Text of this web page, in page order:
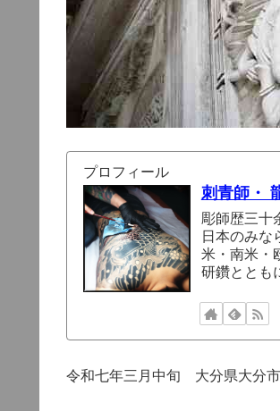
プロフィール
刺青師・
彫師歴三十
日本のみな
米・南米・
研鑽ととも
令和七年三月中旬 大分県大分